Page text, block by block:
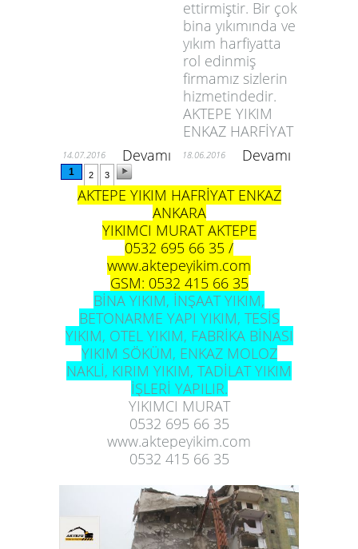
ettirmiştir. Bir çok
bina yıkımında ve
yıkım harfiyatta
rol edinmiş
firmamız sizlerin
hizmetindedir.
AKTEPE YIKIM
ENKAZ HARFİYAT
14.07.2016 Devamı 18.06.2016 Devamı
1 2 3
AKTEPE YIKIM HAFRİYAT ENKAZ
ANKARA
YIKIMCI MURAT AKTEPE
0532 695 66 35 /
www.aktepeyikim.com
GSM: 0532 415 66 35
BİNA YIKIM, İNŞAAT YIKIM,
BETONARME YAPI YIKIM, TESİS
YIKIM, OTEL YIKIM, FABRİKA BİNASI
YIKIM SÖKÜM, ENKAZ MOLOZ
NAKLİ, KIRIM YIKIM, TADİLAT YIKIM
İŞLERİ YAPILIR.
YIKIMCI MURAT
0532 695 66 35
www.aktepeyikim.com
0532 415 66 35